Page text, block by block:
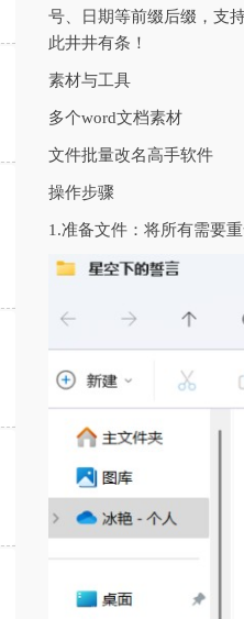
号、日期等前缀后缀，支
此井井有条！
素材与工具
多个word文档素材
文件批量改名高手软件
操作步骤
1.‌准备文件‌：将所有需要